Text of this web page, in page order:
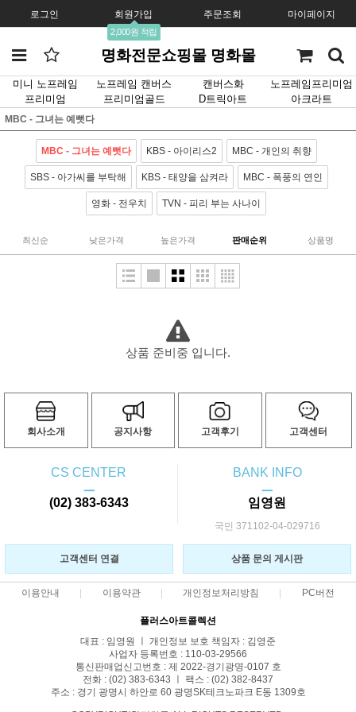
로그인 회원가입
2,000원 적립
주문조회 마이페이지
명화전문쇼핑몰 명화몰
미니 노프레임 노프레임 캔버스 캔버스화
노프레임프리미엄
프리미엄
프리미엄골드 D트릭아트 아크라트
MBC - 그녀는 예뻣다
MBC - 그녀는 예뻣다 KBS - 아이리스2 MBC - 개인의 취향
SBS - 아가씨를 부탁해 KBS - 태양을 삼켜라 MBC - 폭풍의 연인
영화 - 전우치 TVN - 피리 부는 사나이
최신순 낮은가격 높은가격 판매순위 상품명
상품 준비중 입니다.
회사소개 공지사항 고객후기 고객센터
CS CENTER
ㅡ
(02) 383-6343
BANK INFO
ㅡ
임영원
국민 371102-04-029716
고객센터 연결 상품 문의 게시판
이용안내 이용약관 개인정보처리방침 PC버전
플러스아트콜렉션
대표 : 임영원 ㅣ 개인정보 보호 책임자 : 김영준
사업자 등록번호 : 110-03-29566
통신판매업신고번호 : 제 2022-경기광명-0107 호
전화 : (02) 383-6343 ㅣ 팩스 : (02) 382-8437
주소 : 경기 광명시 하안로 60 광명SK테크노파크 E동 1309호